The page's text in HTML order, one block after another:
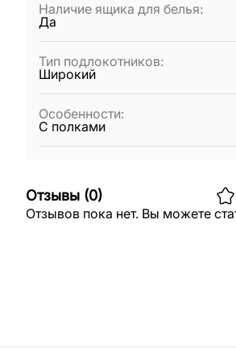
Наличие ящика для белья:
Да
Тип подлокотников:
Широкий
Особенности:
С полками
Отзывы (0)
Отзывов пока нет. Вы можете